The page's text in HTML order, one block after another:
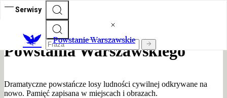
Serwisy
Powstanie Warszawskie
82. rocznica wybuchu
Powstania Warszawskiego
Dramatyczne powstańcze losy ludności cywilnej odkrywane na
nowo. Pamięć zapisana w miejscach i obrazach.